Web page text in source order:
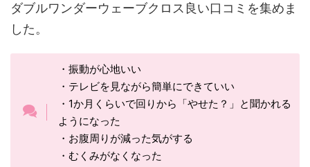
ダブルワンダーウェーブクロス良い口コミを集めま
した。
・振動が心地いい
・テレビを見ながら簡単にできていい
・1か月くらいで回りから「やせた？」と聞かれる
ようになった
・お腹周りが減った気がする
・むくみがなくなった